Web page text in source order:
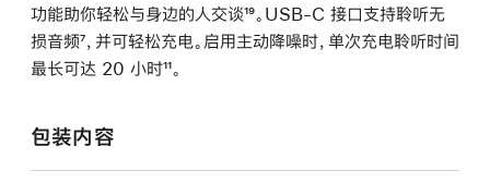
注
功能助你轻松与身边的人交谈脚
注
¹⁹。USB-C 接口支持聆听无
损音频脚
注
⁷，并可轻松充电。启用主动降噪时，单次充电聆听时间
最长可达 20 小时脚
¹¹。
包装内容